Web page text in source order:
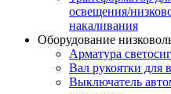
освещения/
накаливания
Оборудование
Арматура
Вал рукоятки для
Выключатель